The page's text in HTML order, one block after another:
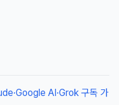
AI·Grok 구독 가